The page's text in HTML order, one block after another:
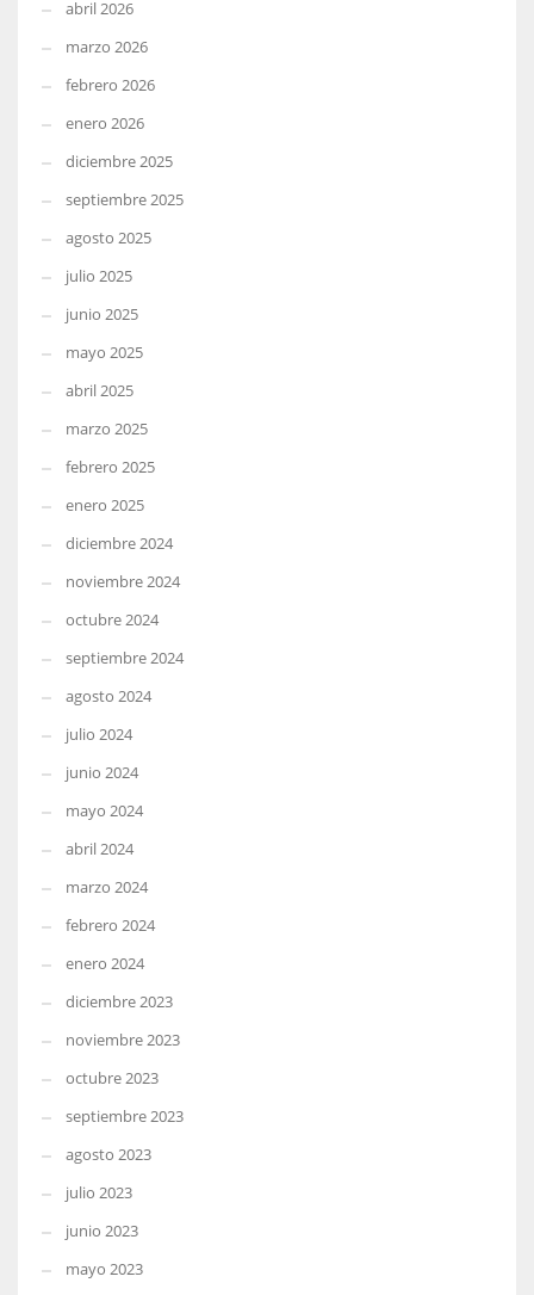
abril 2026
marzo 2026
febrero 2026
enero 2026
diciembre 2025
septiembre 2025
agosto 2025
julio 2025
junio 2025
mayo 2025
abril 2025
marzo 2025
febrero 2025
enero 2025
diciembre 2024
noviembre 2024
octubre 2024
septiembre 2024
agosto 2024
julio 2024
junio 2024
mayo 2024
abril 2024
marzo 2024
febrero 2024
enero 2024
diciembre 2023
noviembre 2023
octubre 2023
septiembre 2023
agosto 2023
julio 2023
junio 2023
mayo 2023